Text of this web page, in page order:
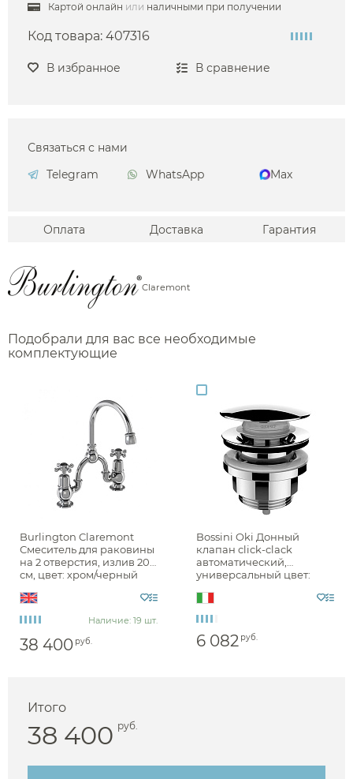
Аксессуары
Картой онлайн или наличными при получении
Код товара: 407316
В избранное В сравнение
Связаться с нами
Telegram
WhatsApp Max
Оплата Доставка Гарантия
Claremont
Подобрали для вас все необходимые
комплектующие
Burlington Claremont
Смеситель для раковины
на 2 отверстия, излив 20h
см, цвет: хром/черный
Наличие: 19 шт.
38 400 руб.
Bossini Oki Донный
клапан click-clack
автоматический,
универсальный цвет:
6 082 руб.
Итого
38 400 руб.